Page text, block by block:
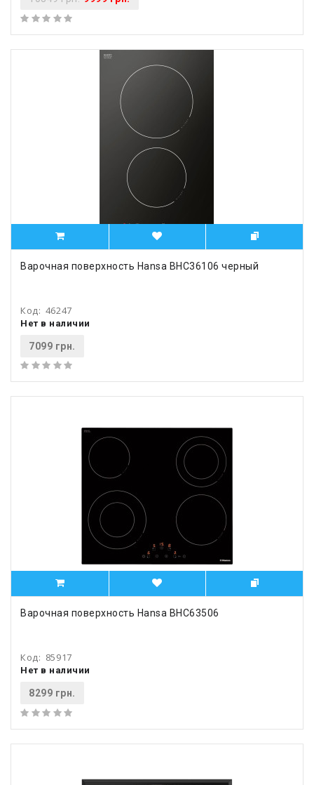
Варочная поверхность Hansa BHC36106 черный
Код: 46247
Нет в наличии
7099 грн.
Варочная поверхность Hansa BHC63506
Код: 85917
Нет в наличии
8299 грн.